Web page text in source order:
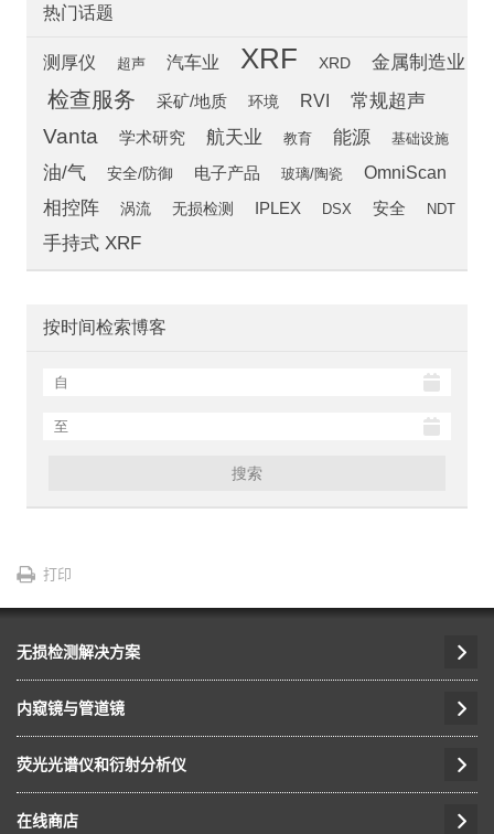
热门话题
测厚仪 超声 汽车业 XRF XRD 金属制造业
检查服务 采矿/地质 环境 RVI 常规超声
Vanta 学术研究 航天业 教育 能源 基础设施
油/气 安全/防御 电子产品 玻璃/陶瓷 OmniScan
相控阵 涡流 无损检测 IPLEX DSX 安全 NDT
手持式 XRF
按时间检索博客
搜索
打印
无损检测解决方案
内窥镜与管道镜
荧光光谱仪和衍射分析仪
在线商店